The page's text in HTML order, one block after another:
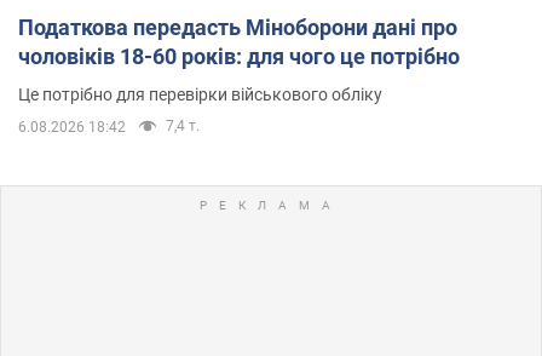
Податкова передасть Міноборони дані про
чоловіків 18-60 років: для чого це потрібно
Це потрібно для перевірки військового обліку
6.08.2026 18:42 7,4 т.